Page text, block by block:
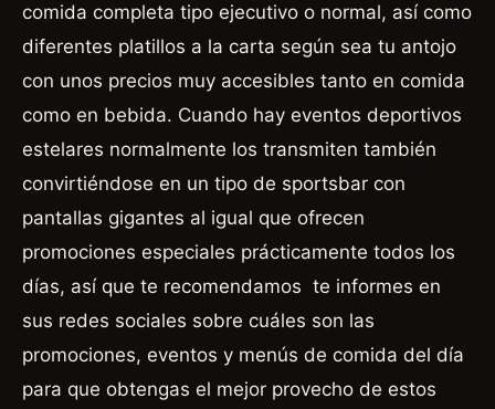
comida completa tipo ejecutivo o normal, así como
diferentes platillos a la carta según sea tu antojo
con unos precios muy accesibles tanto en comida
como en bebida. Cuando hay eventos deportivos
estelares normalmente los transmiten también
convirtiéndose en un tipo de sportsbar con
pantallas gigantes al igual que ofrecen
promociones especiales prácticamente todos los
días, así que te recomendamos te informes en
sus redes sociales sobre cuáles son las
promociones, eventos y menús de comida del día
para que obtengas el mejor provecho de estos